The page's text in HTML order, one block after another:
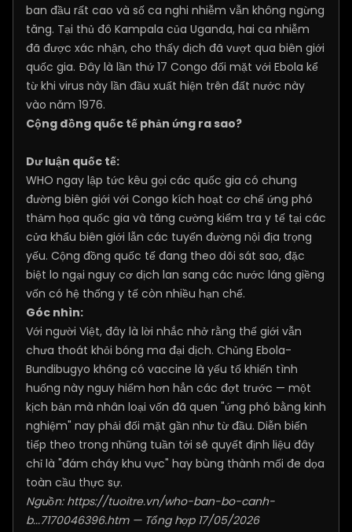
ban đầu rất cao và số ca nghi nhiễm vẫn không ngừng
tăng. Tại thủ đô Kampala của Uganda, hai ca nhiễm
đã được xác nhận, cho thấy dịch đã vượt qua biên giới
quốc gia. Đây là lần thứ 17 Congo đối mặt với Ebola kể
từ khi virus này lần đầu xuất hiện trên đất nước này
vào năm 1976.
Cộng đồng quốc tế phản ứng ra sao?
Dư luận quốc tế:
WHO ngay lập tức kêu gọi các quốc gia có chung
đường biên giới với Congo kích hoạt cơ chế ứng phó
thảm họa quốc gia và tăng cường kiểm tra y tế tại các
cửa khẩu biên giới lẫn các tuyến đường nội địa trọng
yếu. Cộng đồng quốc tế đang theo dõi sát sao, đặc
biệt lo ngại nguy cơ dịch lan sang các nước láng giềng
vốn có hệ thống y tế còn nhiều hạn chế.
Góc nhìn:
Với người Việt, đây là lời nhắc nhở rằng thế giới vẫn
chưa thoát khỏi bóng ma đại dịch. Chủng Ebola-
Bundibugyo không có vaccine là yếu tố khiến tình
huống này nguy hiểm hơn hẳn các đợt trước — một
kịch bản mà nhân loại vốn đã quen "ứng phó bằng kinh
nghiệm" nay phải đối mặt gần như từ đầu. Diễn biến
tiếp theo trong những tuần tới sẽ quyết định liệu đây
chỉ là "đám cháy khu vực" hay bùng thành mối đe dọa
toàn cầu thực sự.
Nguồn: https://tuoitre.vn/who-ban-bo-canh-
b...7170046396.htm— Tổng hợp 17/05/2026